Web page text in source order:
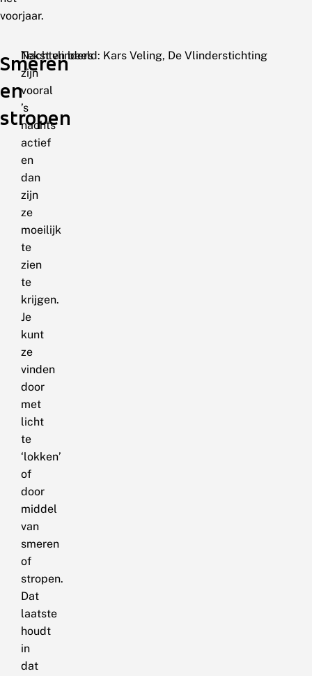
voorjaar.
Smeren
en
stropen
Nachtvlinders
zijn
vooral
’s
nachts
actief
en
dan
zijn
ze
moeilijk
te
zien
te
krijgen.
Je
kunt
ze
vinden
door
met
licht
te
‘lokken’
of
door
middel
van
smeren
of
stropen.
Dat
laatste
houdt
in
dat
Tekst en beeld: Kars Veling, De Vlinderstichting